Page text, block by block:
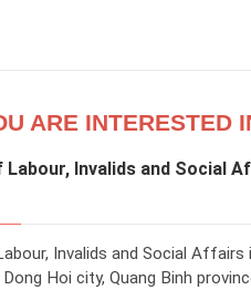
ARE INTERESTED
Invalids and Social
Invalids and Social Affairs
Hoi city, Quang Binh